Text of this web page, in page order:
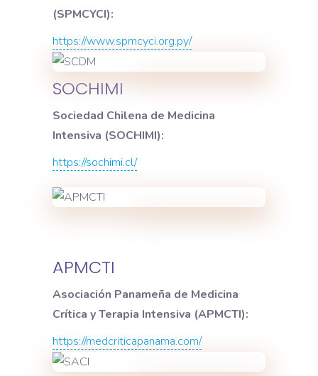
(SPMCYCI):
https://www.spmcyci.org.py/
SOCHIMI
Sociedad Chilena de Medicina
Intensiva (SOCHIMI):
https://sochimi.cl/
APMCTI
Asociación Panameña de Medicina
Crítica y Terapia Intensiva (APMCTI):
https://medcriticapanama.com/